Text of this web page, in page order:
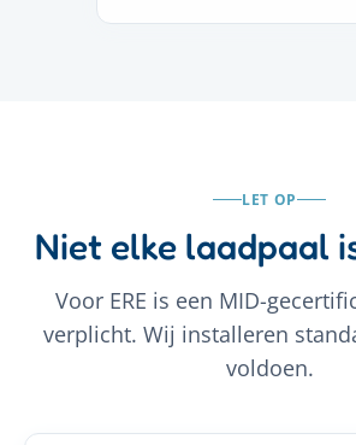
LET OP
Niet elke laadpaal
Voor ERE is een MID-
verplicht. Wij installeren
voldoen.